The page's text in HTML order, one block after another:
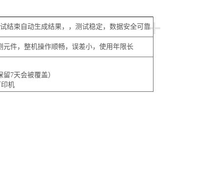
+
结束自动生成结果，，测试稳定，数据安全可靠
件，整机操作顺畅，误差小，使用年限长
7天会被覆盖）
机